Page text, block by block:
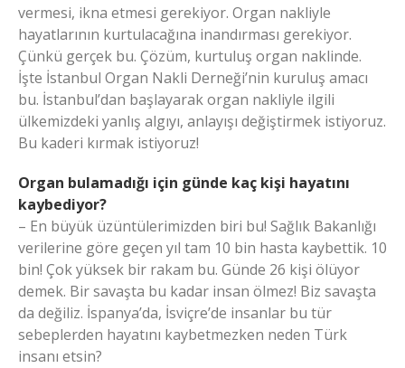
vermesi, ikna etmesi gerekiyor. Organ nakliyle
hayatlarının kurtulacağına inandırması gerekiyor.
Çünkü gerçek bu. Çözüm, kurtuluş organ naklinde.
İşte İstanbul Organ Nakli Derneği’nin kuruluş amacı
bu. İstanbul’dan başlayarak organ nakliyle ilgili
ülkemizdeki yanlış algıyı, anlayışı değiştirmek istiyoruz.
Bu kaderi kırmak istiyoruz!
Organ bulamadığı için günde kaç kişi hayatını
kaybediyor?
– En büyük üzüntülerimizden biri bu! Sağlık Bakanlığı
verilerine göre geçen yıl tam 10 bin hasta kaybettik. 10
bin! Çok yüksek bir rakam bu. Günde 26 kişi ölüyor
demek. Bir savaşta bu kadar insan ölmez! Biz savaşta
da değiliz. İspanya’da, İsviçre’de insanlar bu tür
sebeplerden hayatını kaybetmezken neden Türk
insanı etsin?